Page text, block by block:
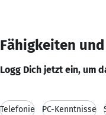
Fähigkeiten
Logg Dich jetzt ein, um
Telefonie PC-Kenntnisse